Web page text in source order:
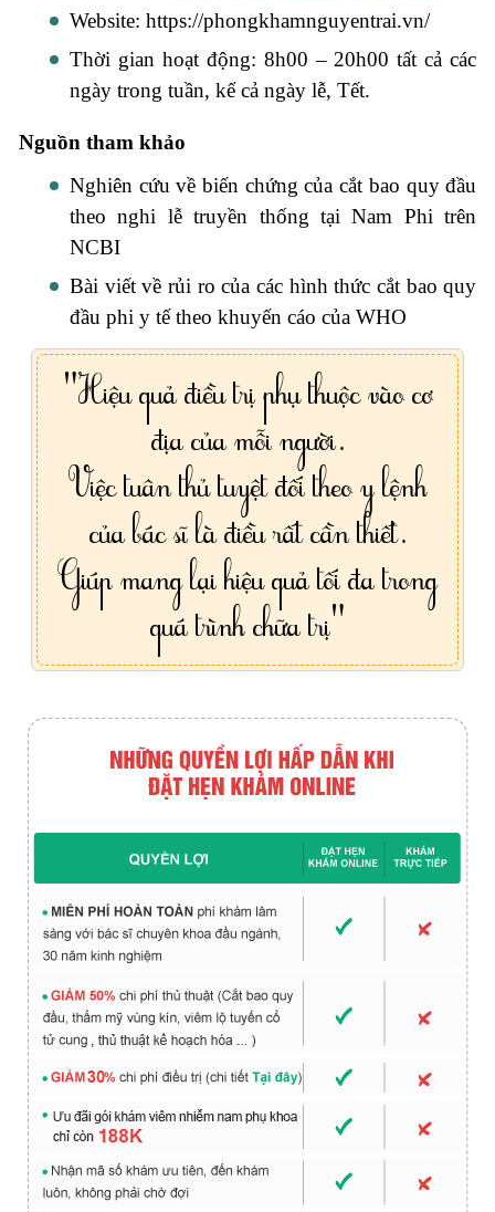
Website: https://phongkhamnguyentrai.vn/
Thời gian hoạt động: 8h00 – 20h00 tất cả các
ngày trong tuần, kể cả ngày lễ, Tết.
Nguồn tham khảo
Nghiên cứu về biến chứng của cắt bao quy đầu
theo nghi lễ truyền thống tại Nam Phi trên
NCBI
Bài viết về rủi ro của các hình thức cắt bao quy
đầu phi y tế theo khuyến cáo của WHO
"Hiệu quả điều trị phụ thuộc vào cơ
địa của mỗi người.
Việc tuân thủ tuyệt đối theo y lệnh
của bác sĩ là điều rất cần thiết.
Giúp mang lại hiệu quả tối đa trong
quá trình chữa trị"